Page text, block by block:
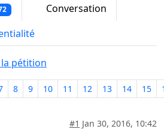
Conversation
pétition
8 9 10 11 12 13 14 15
#1 Jan 30, 2016, 10:42